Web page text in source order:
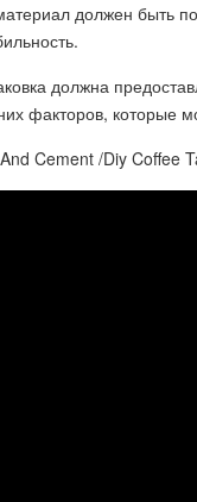
должен быть
должна
факторов, которые
Cement /Diy Coffee